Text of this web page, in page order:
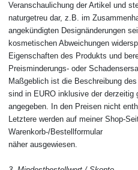
Veranschaulichung der Artikel und
naturgetreu dar, z.B. im
angekündigten Designänderungen
kosmetischen Abweichungen
Eigenschaften des Produkts und
Preisminderungs- oder
Maßgeblich ist die Beschreibung
sind in EURO inklusive der derzeitig
angegeben. In den Preisen nicht
Letztere werden auf meiner Shop-
Warenkorb-/Bestellformular
näher ausgewiesen.